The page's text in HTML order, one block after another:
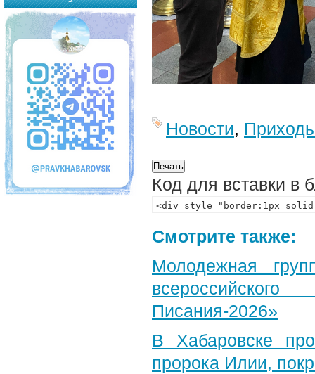
Новости,
Код для вставки в
Смотрите также:
Молодежная
Писания-2026»
В Хабаровске
пророка Илии,